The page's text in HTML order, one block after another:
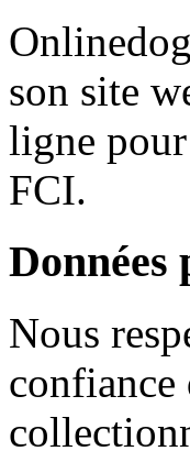
son site
ligne
FCI.
Données
Nous
confiance